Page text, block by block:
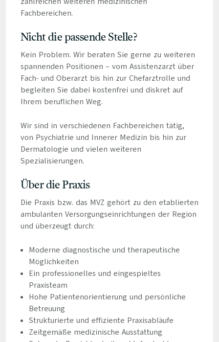
Fachbereichen.
Nicht die passende Stelle?
Kein Problem. Wir beraten Sie gerne zu weiteren
spannenden Positionen – vom Assistenzarzt über
Fach- und Oberarzt bis hin zur Chefarztrolle und
begleiten Sie dabei kostenfrei und diskret auf
Ihrem beruflichen Weg.
Wir sind in verschiedenen Fachbereichen tätig,
von Psychiatrie und Innerer Medizin bis hin zur
Dermatologie und vielen weiteren
Spezialisierungen.
Über die Praxis
Die Praxis bzw. das MVZ gehört zu den etablierten
ambulanten Versorgungseinrichtungen der Region
und überzeugt durch:
Moderne diagnostische und therapeutische
Möglichkeiten
Ein professionelles und eingespieltes
Praxisteam
Hohe Patientenorientierung und persönliche
Betreuung
Strukturierte und effiziente Praxisabläufe
Zeitgemäße medizinische Ausstattung